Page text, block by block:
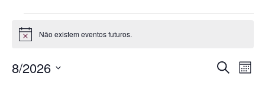
Eventos
Aviso Não existem eventos futuros.
Pesquisar
de
Mês
8/2026